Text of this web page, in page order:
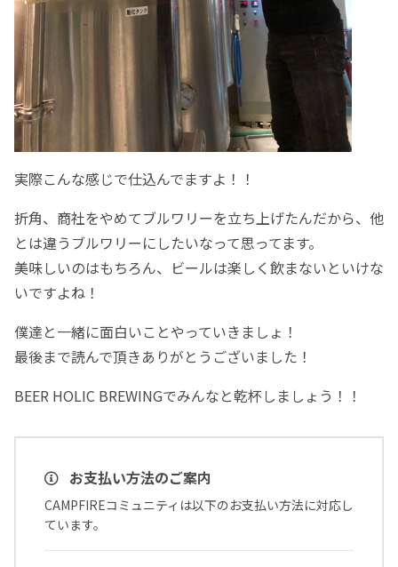
実際こんな感じで仕込んでますよ！！
折角、商社をやめてブルワリーを立ち上げたんだから、他
とは違うブルワリーにしたいなって思ってます。
美味しいのはもちろん、ビールは楽しく飲まないといけな
いですよね！
僕達と一緒に面白いことやっていきましょ！
最後まで読んで頂きありがとうございました！
BEER HOLIC BREWINGでみんなと乾杯しましょう！！
お支払い方法のご案内
CAMPFIREコミュニティは以下のお支払い方法に対応し
ています。